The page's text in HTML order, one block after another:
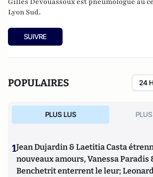
Lyon Sud.
SUIVRE
POPULAIRES 24
PLUS LUS
1Jean Dujardin & Laetitia Casta
nouveaux amours, Vanessa Paradis
Benchetrit enterrent le leur;